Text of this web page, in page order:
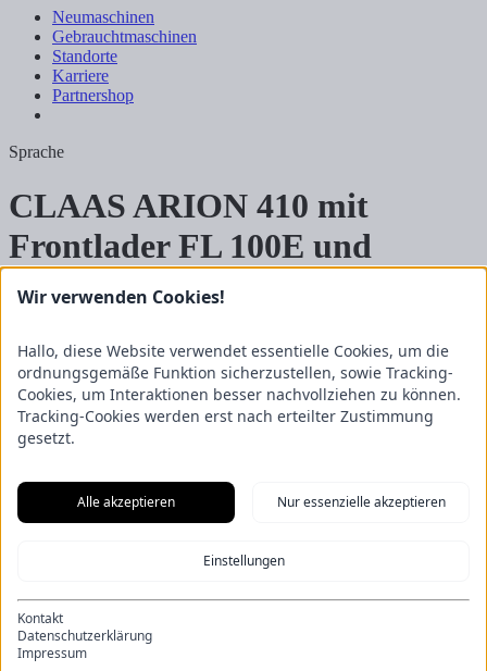
Neumaschinen
Gebrauchtmaschinen
Standorte
Karriere
Partnershop
Sprache
CLAAS ARION 410 mit
Frontlader FL 100E und
Flexpilot
News
Sichert euch noch schnell einen von fünf CLAAS ARION 410 mit
Frontlader FL 100E und Flexpilot!
Datenschutz
Allgemeine Geschäftsbedingungen
© Fricke Landmaschinen GmbH 2026
Wir verwenden Cookies!
Hallo, diese Website verwendet essentielle Cookies, um die
ordnungsgemäße Funktion sicherzustellen, sowie Tracking-
Cookies, um Interaktionen besser nachvollziehen zu können.
Tracking-Cookies werden erst nach erteilter Zustimmung
gesetzt.
Alle akzeptieren Nur essenzielle akzeptieren
Einstellungen
Kontakt
Datenschutzerklärung
Impressum